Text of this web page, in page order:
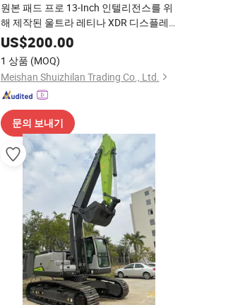
원본 패드 프로 13-Inch 인텔리전스를 위
해 제작된 울트라 레티나 XDR 디스플레
이 Wi-Fi 6e 페이스 ID 태블릿 PC
US$200.00
1 상품 (MOQ)
Meishan Shuizhilan Trading Co., Ltd.
문의 보내기